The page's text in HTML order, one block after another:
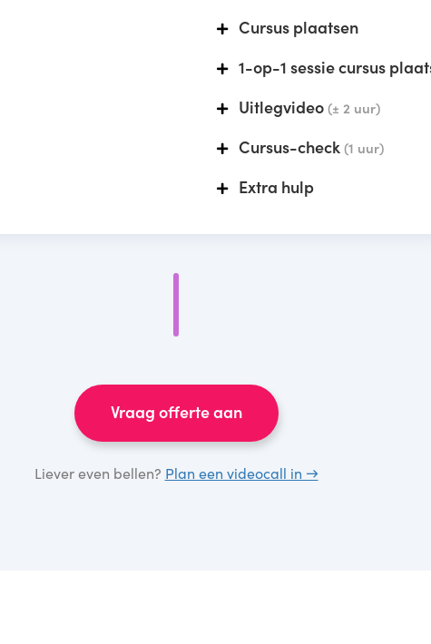
Cursus plaatsen
1-op-1 sessie cursus
Uitlegvideo (± 2 uur)
Cursus-check (1 uur)
Extra hulp
Vraag offerte aan
Liever even bellen? Plan een videocall in →